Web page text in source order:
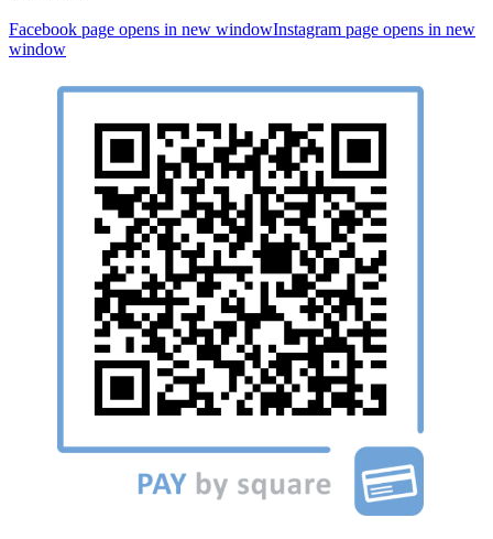
Facebook page opens in new windowInstagram page opens in new
window